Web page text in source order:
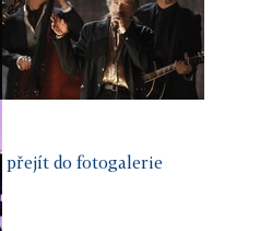
přejít do fotogalerie